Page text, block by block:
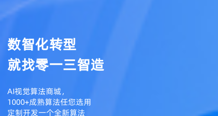
数智化转型
就找零一三智造
AI视觉算法商城，
1000+成熟算法任您选用
定制开发一个全新算法